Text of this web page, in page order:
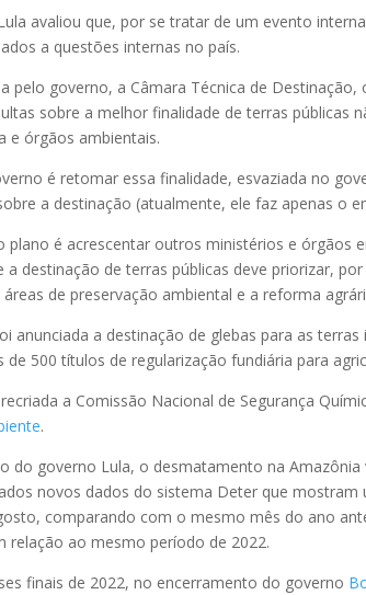
avaliou que, por se tratar de um evento
a questões internas no país.
pelo governo, a Câmara Técnica de
sobre a melhor finalidade de terras públicas
e órgãos ambientais.
é retomar essa finalidade, esvaziada no
a destinação (atualmente, ele faz apenas o
plano é acrescentar outros ministérios e órgãos
a destinação de terras públicas deve priorizar,
de preservação ambiental e a reforma
anunciada a destinação de glebas para as
de 500 títulos de regularização fundiária para
a Comissão Nacional de Segurança
.
do governo Lula, o desmatamento na
novos dados do sistema Deter que
comparando com o mesmo mês do ano
relação ao mesmo período de 2022.
finais de 2022, no encerramento do governo